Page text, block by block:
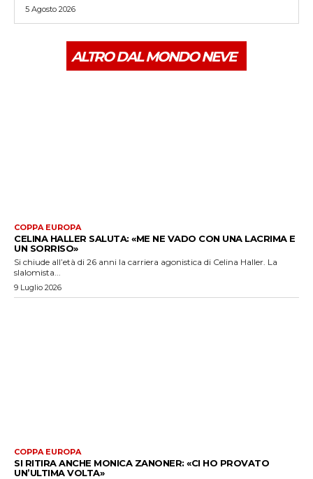
5 Agosto 2026
ALTRO DAL MONDO NEVE
COPPA EUROPA
CELINA HALLER SALUTA: «ME NE VADO CON UNA LACRIMA E
UN SORRISO»
Si chiude all’età di 26 anni la carriera agonistica di Celina Haller. La
slalomista...
9 Luglio 2026
COPPA EUROPA
SI RITIRA ANCHE MONICA ZANONER: «CI HO PROVATO
UN’ULTIMA VOLTA»